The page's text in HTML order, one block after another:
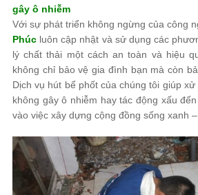
gây ô nhiễm
Với sự phát triển không ngừng của công
Phúc luôn cập nhật và sử dụng các
lý chất thải một cách an toàn và hiệu
không chỉ bảo vệ gia đình bạn mà còn
Dịch vụ hút bể phốt của chúng tôi giúp xử
không gây ô nhiễm hay tác động xấu
vào việc xây dựng cộng đồng sống xanh –